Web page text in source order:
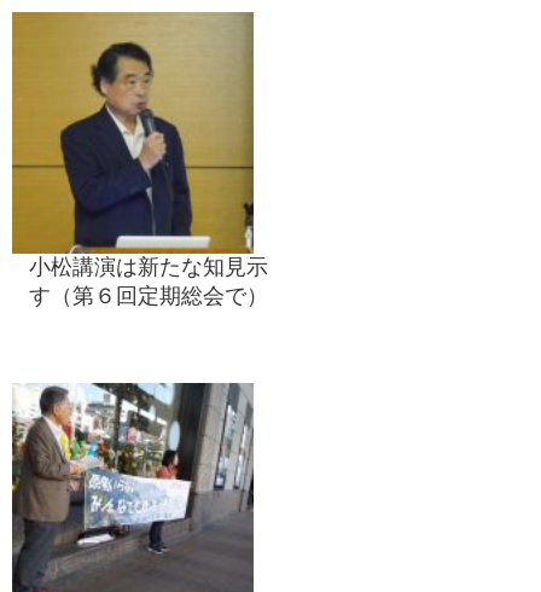
小松講演は新たな知見示
す（第６回定期総会で）